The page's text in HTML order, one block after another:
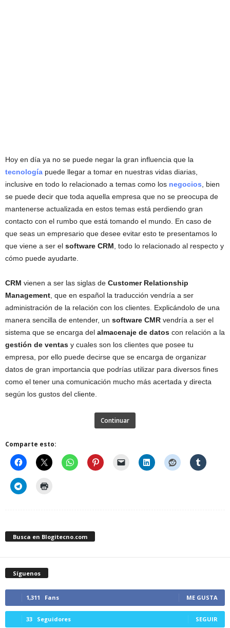
Hoy en día ya no se puede negar la gran influencia que la
tecnología puede llegar a tomar en nuestras vidas diarias,
inclusive en todo lo relacionado a temas como los negocios , bien
se puede decir que toda aquella empresa que no se preocupa de
mantenerse actualizada en estos temas está perdiendo gran
contacto con el rumbo que está tomando el mundo. En caso de
que seas un empresario que desee evitar esto te presentamos lo
que viene a ser el software CRM , todo lo relacionado al respecto y
cómo puede ayudarte.
CRM vienen a ser las siglas de Customer Relationship
Management , que en español la traducción vendría a ser
administración de la relación con los clientes. Explicándolo de una
manera sencilla de entender, un software CMR vendría a ser el
sistema que se encarga del almacenaje de datos con relación a la
gestión de ventas y cuales son los clientes que posee tu
empresa, por ello puede decirse que se encarga de organizar
datos de gran importancia que podrías utilizar para diversos fines
como el tener una comunicación mucho más acertada y directa
según los gustos del cliente.
Continuar
Comparte esto:
Busca en Blogitecno.com
Síguenos
1,311 Fans ME GUSTA
33 Seguidores SEGUIR